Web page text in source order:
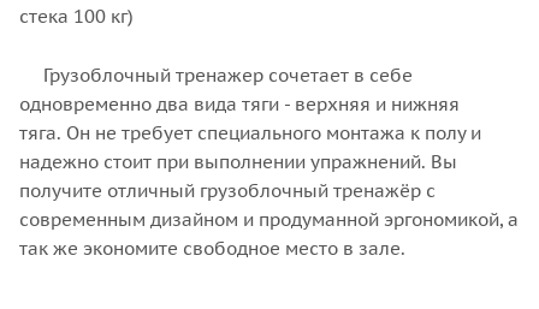
стека 100 кг)
Грузоблочный тренажер сочетает в себе
одновременно два вида тяги - верхняя и нижняя
тяга. Он не требует специального монтажа к полу и
надежно стоит при выполнении упражнений. Вы
получите отличный грузоблочный тренажёр с
современным дизайном и продуманной эргономикой, а
так же экономите свободное место в зале.